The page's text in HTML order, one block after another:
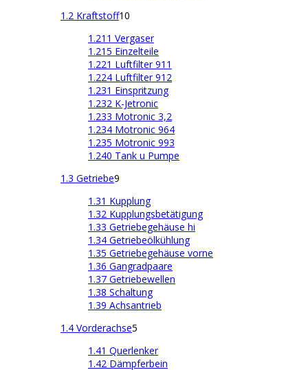
1.2 Kraftstoff10
1.211 Vergaser
1.215 Einzelteile
1.221 Luftfilter 911
1.224 Luftfilter 912
1.231 Einspritzung
1.232 K-Jetronic
1.233 Motronic 3,2
1.234 Motronic 964
1.235 Motronic 993
1.240 Tank u Pumpe
1.3 Getriebe9
1.31 Kupplung
1.32 Kupplungsbetätigung
1.33 Getriebegehäuse hi
1.34 Getriebeölkühlung
1.35 Getriebegehäuse vorne
1.36 Gangradpaare
1.37 Getriebewellen
1.38 Schaltung
1.39 Achsantrieb
1.4 Vorderachse5
1.41 Querlenker
1.42 Dämpferbein